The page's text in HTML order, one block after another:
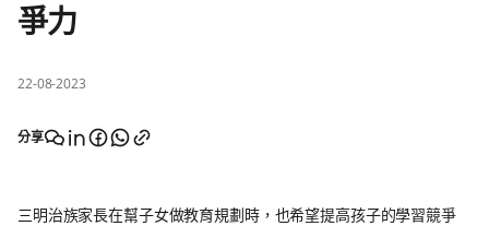
爭力
22-08-2023
分享
三明治族家長在幫子女做教育規劃時，也希望提高孩子的學習競爭